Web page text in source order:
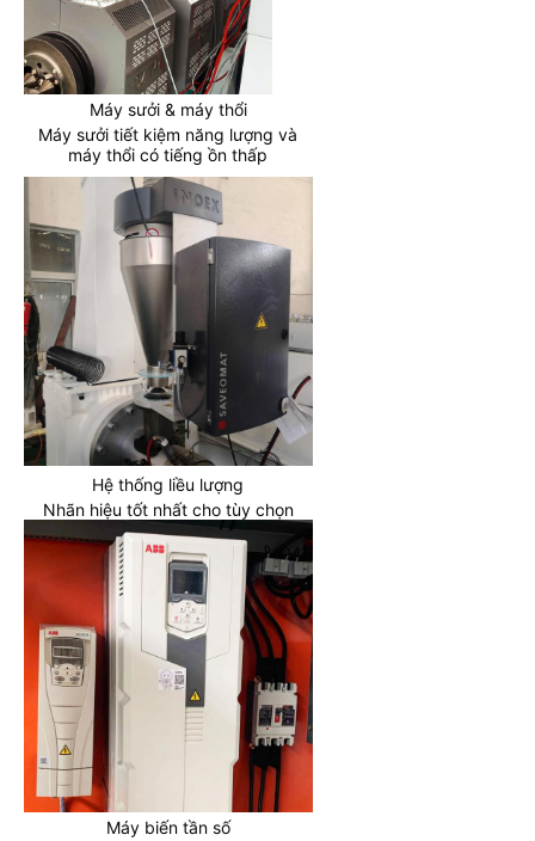
Máy sưởi & máy thổi
Máy sưởi tiết kiệm năng lượng và
máy thổi có tiếng ồn thấp
Hệ thống liều lượng
Nhãn hiệu tốt nhất cho tùy chọn
Máy biến tần số